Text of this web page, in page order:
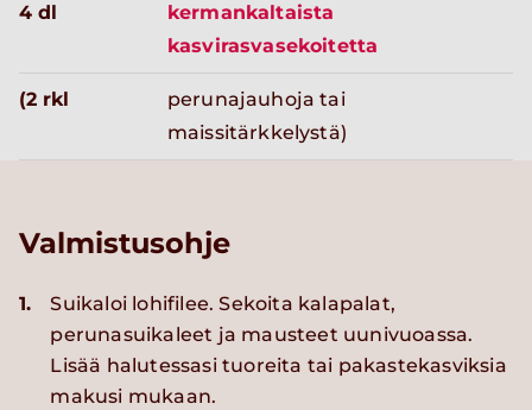
4 dl
kermankaltaista
kasvirasvasekoitetta
(2 rkl
perunajauhoja tai
maissitärkkelystä)
Valmistusohje
1.
Suikaloi lohifilee. Sekoita kalapalat,
perunasuikaleet ja mausteet uunivuoassa.
Lisää halutessasi tuoreita tai pakastekasviksia
makusi mukaan.